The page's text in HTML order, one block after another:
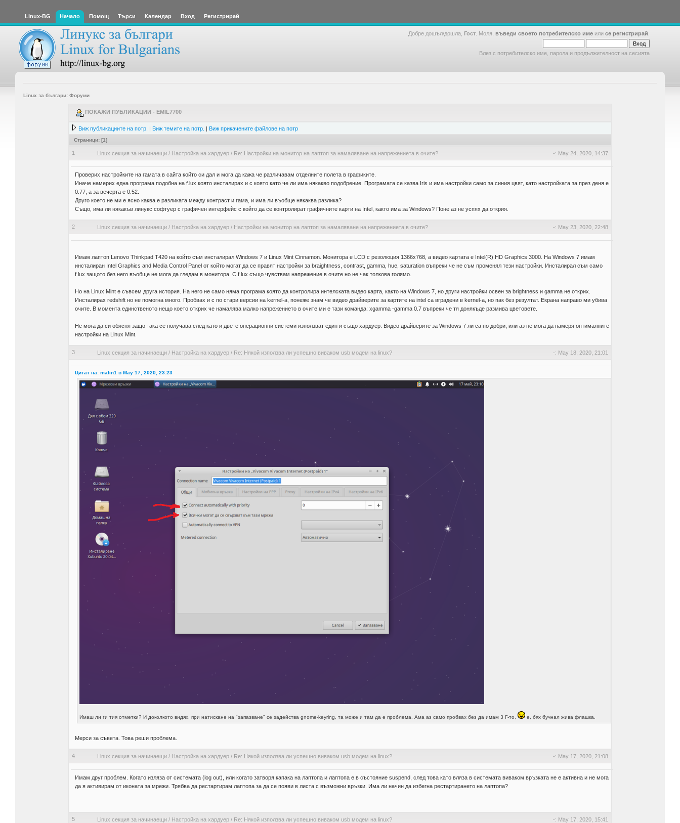
Linux-BG Начало Помощ Търси Календар Вход Регистрирай
Добре дошъл/дошла, Гост . Моля, въведи своето потребителско име или се регистрирай
Влез с потребителско име, парола и продължителност на сесията
Linux за българи: Форуми
ПОКАЖИ ПУБЛИКАЦИИ - EMIL7700
Виж публикациите на потр. | Виж темите на потр. | Виж прикачените файлове на потр
Страници: [1]
1 Linux секция за начинаещи / Настройка на хардуер / Re: Настройки на монитор на лаптоп за намаляване на напрежениета в очите? -: May 24, 2020, 14:37
Проверих настройките на гамата в сайта който си дал и мога да кажа че различавам отделните полета в графиките.
Иначе намерих една програма подобна на f.lux която инсталирах и с която като че ли има някакво подобрение. Програмата се казва Iris и има настройки само за синия цвят, като настройката за през деня е
0.77, а за вечерта е 0.52.
Друго което не ми е ясно каква е разликата между контраст и гама, и има ли въобще някаква разлика?
Също, има ли някакъв линукс софтуер с графичен интерфейс с който да се контролират графичните карти на Intel, както има за Windows? Поне аз не успях да открия.
2 Linux секция за начинаещи / Настройка на хардуер / Настройки на монитор на лаптоп за намаляване на напрежениета в очите? -: May 23, 2020, 22:48
Имам лаптоп Lenovo Thinkpad T420 на който съм инсталирал Windows 7 и Linux Mint Cinnamon. Монитора е LCD с резолюция 1366х768, а видео картата е Intel(R) HD Graphics 3000. На Windows 7 имам
инсталиран Intel Graphics and Media Control Panel от който могат да се правят настройки за braightness, contrast, gamma, hue, saturation въпреки че не съм променял тези настройки. Инсталирал съм само
f.lux защото без него въобще не мога да гледам в монитора. С f.lux също чувствам напрежение в очите но не чак толкова голямо.
Но на Linux Mint е съвсем друга история. На него не само няма програма която да контролира интелската видео карта, както на Windows 7, но други настройки освен за brightness и gamma не открих.
Инсталирах redshift но не помогна много. Пробвах и с по стари версии на kernel-а, понеже знам че видео драйверите за картите на intel са вградени в kernel-а, но пак без резултат. Екрана направо ми убива
очите. В момента единственото нещо което открих че намалява малко напрежението в очите ми е тази команда: xgamma -gamma 0.7 въпреки че тя донякъде размива цветовете.
Не мога да си обясня защо така се получава след като и двете операционни системи използват един и също хардуер. Видео драйверите за Windows 7 ли са по добри, или аз не мога да намеря оптималните
настройки на Linux Mint.
3 Linux секция за начинаещи / Настройка на хардуер / Re: Някой използва ли успешно виваком usb модем на linux? -: May 18, 2020, 21:01
Цитат на: malin1 в May 17, 2020, 23:23
Имаш ли ги тия отметки? И доколкото видях, при натискане на "запазване" се задейства gnome-keyring, та може и там да е проблема. Ама аз само пробвах без да имам 3 Г-то, е, бях бучнал жива флашка.
Мерси за съвета. Това реши проблема.
4 Linux секция за начинаещи / Настройка на хардуер / Re: Някой използва ли успешно виваком usb модем на linux? -: May 17, 2020, 21:08
Имам друг проблем. Когато изляза от системата (log out), или когато затворя капака на лаптопа и лаптопа е в състояние suspend, след това като вляза в системата виваком връзката не е активна и не мога
да я активирам от иконата за мрежи. Трябва да рестартирам лаптопа за да се появи в листа с възможни връзки. Има ли начин да избегна рестартирането на лаптопа?
5 Linux секция за начинаещи / Настройка на хардуер / Re: Някой използва ли успешно виваком usb модем на linux? -: May 17, 2020, 15:41